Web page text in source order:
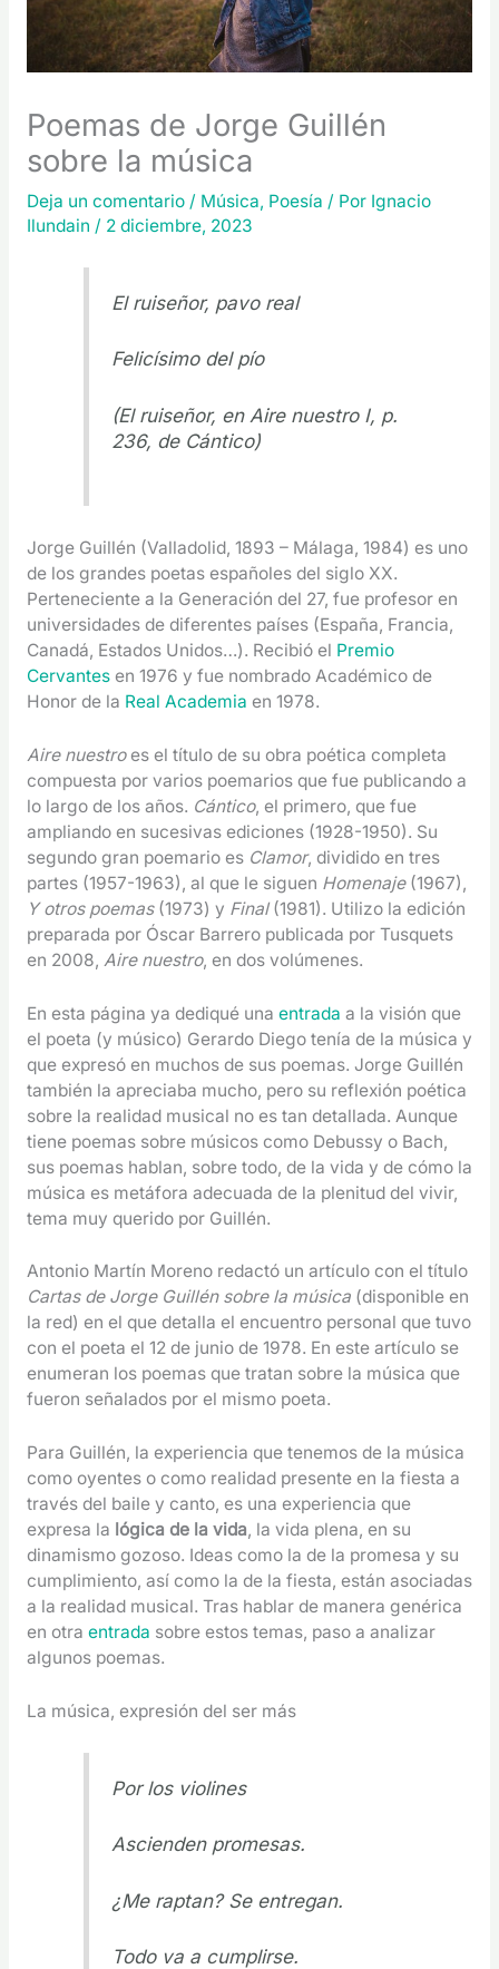
Poemas de Jorge Guillén
sobre la música
Deja un comentario / Música, Poesía / Por Ignacio
Ilundain / 2 diciembre, 2023
El ruiseñor, pavo real
Felicísimo del pío
(El ruiseñor, en Aire nuestro I, p.
236, de Cántico)
Jorge Guillén (Valladolid, 1893 – Málaga, 1984) es uno
de los grandes poetas españoles del siglo XX.
Perteneciente a la Generación del 27, fue profesor en
universidades de diferentes países (España, Francia,
Canadá, Estados Unidos…). Recibió el Premio
Cervantesen 1976 y fue nombrado Académico de
Honor de la Real Academia en 1978.
Aire nuestroes el título de su obra poética completa
compuesta por varios poemarios que fue publicando a
lo largo de los años. Cántico, el primero, que fue
ampliando en sucesivas ediciones (1928-1950). Su
segundo gran poemario es Clamor, dividido en tres
partes (1957-1963), al que le siguen Homenaje(1967),
Y otros poemas(1973) y Final(1981). Utilizo la edición
preparada por Óscar Barrero publicada por Tusquets
en 2008, Aire nuestro, en dos volúmenes.
En esta página ya dediqué una entrada a la visión que
el poeta (y músico) Gerardo Diego tenía de la música y
que expresó en muchos de sus poemas. Jorge Guillén
también la apreciaba mucho, pero su reflexión poética
sobre la realidad musical no es tan detallada. Aunque
tiene poemas sobre músicos como Debussy o Bach,
sus poemas hablan, sobre todo, de la vida y de cómo la
música es metáfora adecuada de la plenitud del vivir,
tema muy querido por Guillén.
Antonio Martín Moreno redactó un artículo con el título
Cartas de Jorge Guillén sobre la música(disponible en
la red) en el que detalla el encuentro personal que tuvo
con el poeta el 12 de junio de 1978. En este artículo se
enumeran los poemas que tratan sobre la música que
fueron señalados por el mismo poeta.
Para Guillén, la experiencia que tenemos de la música
como oyentes o como realidad presente en la fiesta a
través del baile y canto, es una experiencia que
expresa la lógica de la vida, la vida plena, en su
dinamismo gozoso. Ideas como la de la promesa y su
cumplimiento, así como la de la fiesta, están asociadas
a la realidad musical. Tras hablar de manera genérica
en otra entrada sobre estos temas, paso a analizar
algunos poemas.
La música, expresión del ser más
Por los violines
Ascienden promesas.
¿Me raptan? Se entregan.
Todo va a cumplirse.